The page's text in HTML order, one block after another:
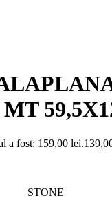
a fost: 159,00 lei.
STONE